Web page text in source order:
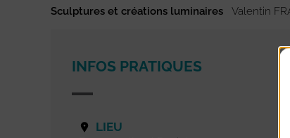
Sculptures et créations luminaires Valentin
INFOS PRATIQUES
LIEU